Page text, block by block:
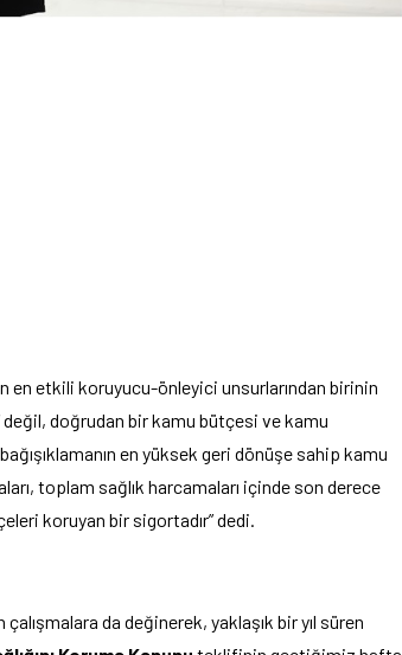
en etkili koruyucu-önleyici unsurlarından birinin
değil, doğrudan bir kamu bütçesi ve kamu
en yüksek geri dönüşe sahip kamu
toplam sağlık harcamaları içinde son derece
koruyan bir sigortadır” dedi.
çalışmalara da değinerek, yaklaşık bir yıl süren